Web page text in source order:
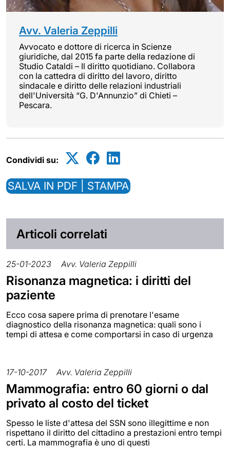
Avv. Valeria Zeppilli
Avvocato e dottore di ricerca in Scienze
giuridiche, dal 2015 fa parte della redazione di
Studio Cataldi – Il diritto quotidiano. Collabora
con la cattedra di diritto del lavoro, diritto
sindacale e diritto delle relazioni industriali
dell'Università “G. D'Annunzio” di Chieti –
Pescara.
Condividi su:
SALVA IN PDF | STAMPA
Articoli correlati
25-01-2023 Avv. Valeria Zeppilli
Risonanza magnetica: i diritti del
paziente
Ecco cosa sapere prima di prenotare l'esame
diagnostico della risonanza magnetica: quali sono i
tempi di attesa e come comportarsi in caso di urgenza
17-10-2017 Avv. Valeria Zeppilli
Mammografia: entro 60 giorni o dal
privato al costo del ticket
Spesso le liste d'attesa del SSN sono illegittime e non
rispettano il diritto del cittadino a prestazioni entro tempi
certi. La mammografia è uno di questi